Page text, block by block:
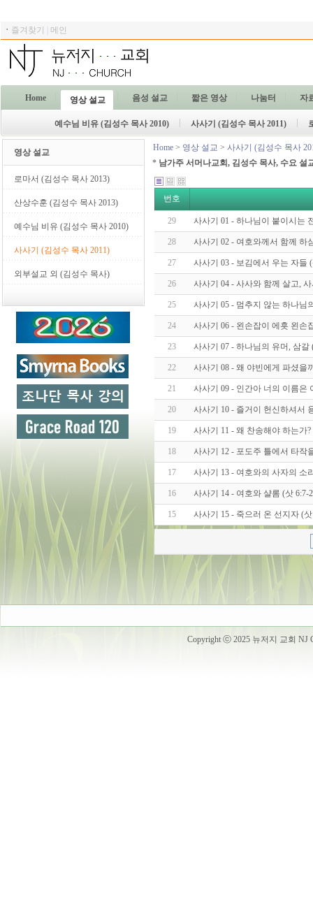
ㆍ 즐겨찾기 메인
Home 영상 설교 음성 설교 짧은 영상 나눔터 자
예수님 비유 (김성수 목사 2010) 사사기 (김성수 목사 2011)
영상 설교
로마서 (김성수 목사 2013)
산상수훈 (김성수 목사 2013)
예수님 비유 (김성수 목사 2010)
사사기 (김성수 목사 2011)
외부설교 외 (김성수 목사)
Home > 영상 설교 > 사사기 (김성수 목사
* 남가주 서머나교회, 김성수 목사, 수요 설
번호
29 사사기 01 - 하나님이 붙이시는
28 사사기 02 - 여호와께서 함께
27 사사기 03 - 보김에서 우는 자들
26 사사기 04 - 사사와 함께 살고,
25 사사기 05 - 멈추지 않는 하나님
24 사사기 06 - 왼손잡이 에흣 왼손
23 사사기 07 - 하나님의 유머, 삼갈
22 사사기 08 - 왜 야빈에게 파셨을
21 사사기 09 - 인간아 너의 이름은
20 사사기 10 - 즐거이 헌신하셔서
19 사사기 11 - 왜 찬송해야 하는가?
18 사사기 12 - 포도주 틀에서 타작
17 사사기 13 - 여호와의 사자의 소
16 사사기 14 - 여호와 샬롬 (삿 6:7-
15 사사기 15 - 죽으러 온 선지자 (삿
Copyright ⓒ 2025 뉴저지 교회 NJ